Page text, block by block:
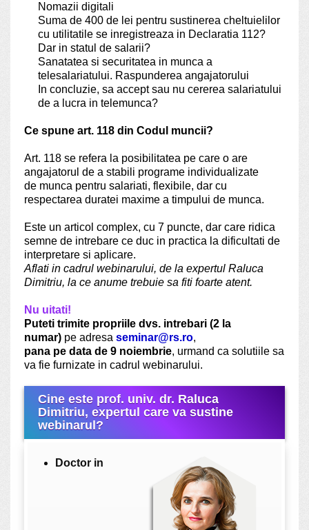
Nomazii digitali
Suma de 400 de lei pentru sustinerea cheltuielilor
cu utilitatile se inregistreaza in Declaratia 112?
Dar in statul de salarii?
Sanatatea si securitatea in munca a
telesalariatului. Raspunderea angajatorului
In concluzie, sa accept sau nu cererea salariatului
de a lucra in telemunca?
Ce spune art. 118 din Codul muncii?
Art. 118 se refera la posibilitatea pe care o are
angajatorul de a stabili programe individualizate
de munca pentru salariati, flexibile, dar cu
respectarea duratei maxime a timpului de munca.
Este un articol complex, cu 7 puncte, dar care ridica
semne de intrebare ce duc in practica la dificultati de
interpretare si aplicare.
Aflati in cadrul webinarului, de la expertul Raluca
Dimitriu, la ce anume trebuie sa fiti foarte atent.
Nu uitati!
Puteti trimite propriile dvs. intrebari (2 la
numar) pe adresa seminar@rs.ro,
pana pe data de 9 noiembrie, urmand ca solutiile sa
va fie furnizate in cadrul webinarului.
Cine este prof. univ. dr. Raluca
Dimitriu, expertul care va sustine
webinarul?
Doctor in